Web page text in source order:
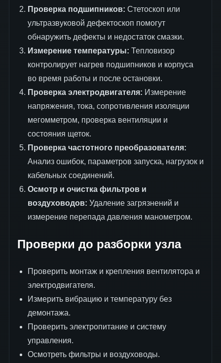
Проверка подшипников: Стетоскоп или
ультразвуковой дефектоскоп помогут
обнаружить дефекты и недостаток смазки.
Измерение температуры: Тепловизор
контролирует нагрев подшипников и корпуса
во время работы и после остановки.
Проверка электродвигателя: Измерение
напряжения, тока, сопротивления изоляции
мегомметром, проверка вентиляции и
состояния щеток.
Проверка частотного преобразователя:
Анализ ошибок, параметров запуска, нагрузок и
кабельных соединений.
Осмотр и очистка фильтров и
воздуховодов: Удаление загрязнений и
измерение перепада давления манометром.
Проверки до разборки узла
Проверить монтаж и крепления вентилятора и
электродвигателя.
Измерить вибрацию и температуру без
демонтажа.
Проверить электропитание и систему
управления.
Осмотреть фильтры и воздуховоды.